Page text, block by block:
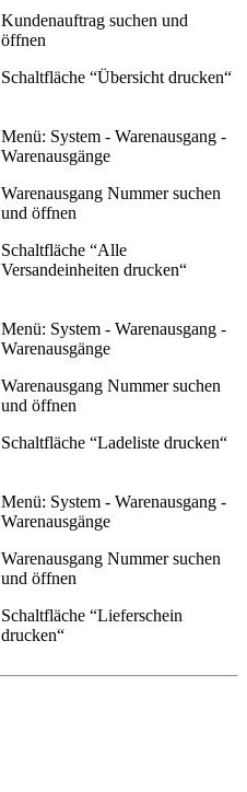
Kundenauftrag suchen und
öffnen
Schaltfläche “Übersicht drucken“
Menü: System - Warenausgang -
Warenausgänge
Warenausgang Nummer suchen
und öffnen
Schaltfläche “Alle
Versandeinheiten drucken“
Menü: System - Warenausgang -
Warenausgänge
Warenausgang Nummer suchen
und öffnen
Schaltfläche “Ladeliste drucken“
Menü: System - Warenausgang -
Warenausgänge
Warenausgang Nummer suchen
und öffnen
Schaltfläche “Lieferschein
drucken“